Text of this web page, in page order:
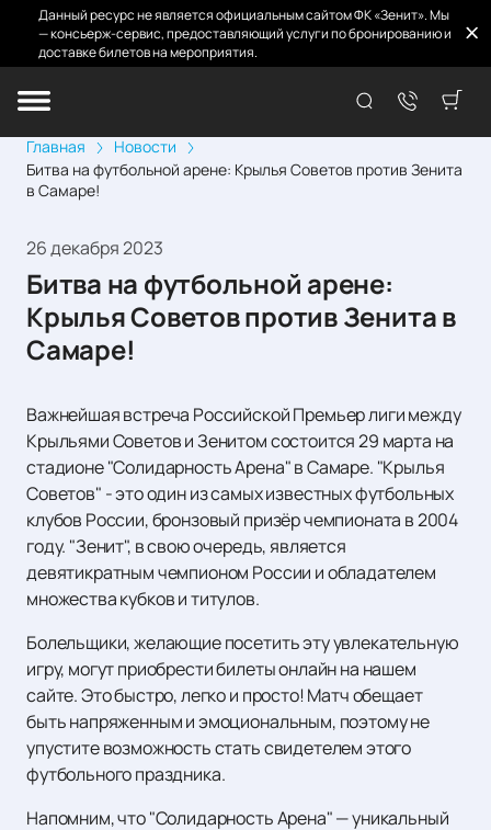
Данный ресурс не является официальным сайтом ФК «Зенит». Мы
— консьерж-сервис, предоставляющий услуги по бронированию и
доставке билетов на мероприятия.
Главная
Новости
Битва на футбольной арене: Крылья Советов против Зенита
в Самаре!
26 декабря 2023
Битва на футбольной арене:
Крылья Советов против Зенита в
Самаре!
Важнейшая встреча Российской Премьер лиги между
Крыльями Советов и Зенитом состоится 29 марта на
стадионе "Солидарность Арена" в Самаре. "Крылья
Советов" - это один из самых известных футбольных
клубов России, бронзовый призёр чемпионата в 2004
году. "Зенит", в свою очередь, является
девятикратным чемпионом России и обладателем
множества кубков и титулов.
Болельщики, желающие посетить эту увлекательную
игру, могут приобрести билеты онлайн на нашем
сайте. Это быстро, легко и просто! Матч обещает
быть напряженным и эмоциональным, поэтому не
упустите возможность стать свидетелем этого
футбольного праздника.
Напомним, что "Солидарность Арена" — уникальный